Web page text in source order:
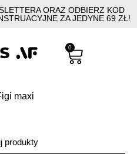
ORAZ ODBIERZ KOD
ZA JEDYNE 69 ZŁ!
0
maxi
produkty